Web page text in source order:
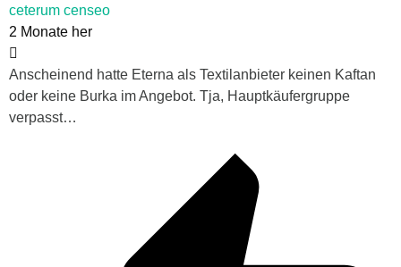
ceterum censeo
2 Monate her
Anscheinend hatte Eterna als Textilanbieter keinen Kaftan
oder keine Burka im Angebot. Tja, Hauptkäufergruppe
verpasst…